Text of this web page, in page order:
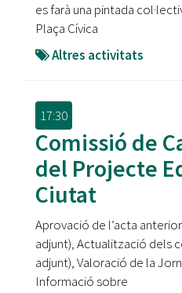
es farà una pintada
Plaça Cívica
Altres activitats
17:30
Comissió de
del Projecte
Ciutat
Aprovació de l’acta
adjunt), Actualització dels
adjunt), Valoració de la
Informació sobre